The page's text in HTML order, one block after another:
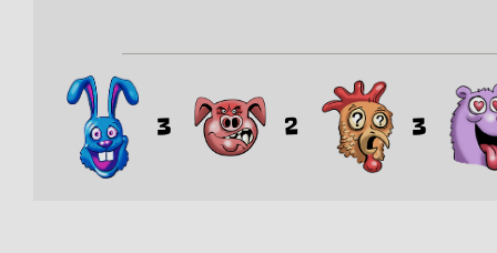
3 2 3